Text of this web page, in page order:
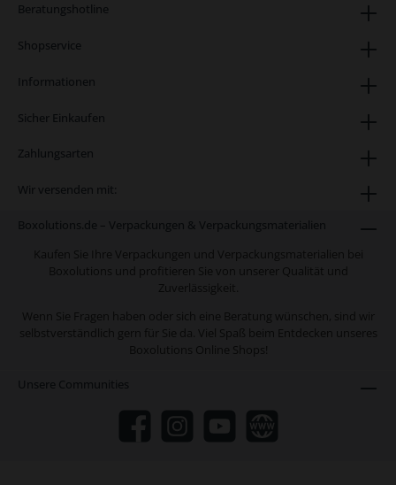
Beratungshotline
Shopservice
Informationen
Sicher Einkaufen
Zahlungsarten
Wir versenden mit:
Boxolutions.de – Verpackungen & Verpackungsmaterialien
Kaufen Sie Ihre Verpackungen und Verpackungsmaterialien bei
Boxolutions und profitieren Sie von unserer Qualität und
Zuverlässigkeit.
Wenn Sie Fragen haben oder sich eine Beratung wünschen, sind wir
selbstverständlich gern für Sie da. Viel Spaß beim Entdecken unseres
Boxolutions Online Shops!
Unsere Communities